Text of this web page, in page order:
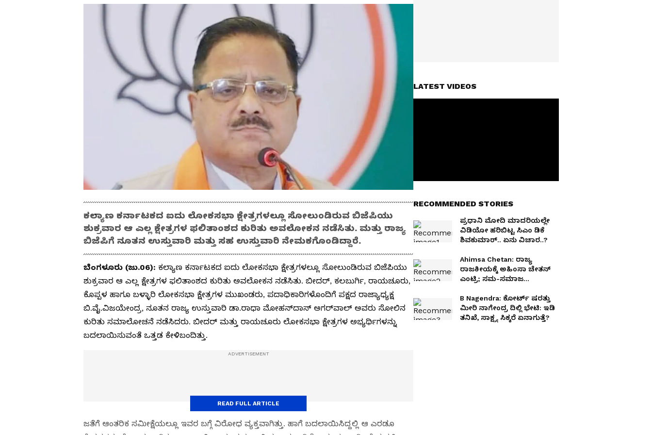
ಕಲ್ಯಾಣ ಕರ್ನಾಟಕದ ಐದು ಲೋಕಸಭಾ ಕ್ಷೇತ್ರಗಳಲ್ಲೂ ಸೋಲುಂಡಿರುವ ಬಿಜೆಪಿಯು
ಶುಕ್ರವಾರ ಆ ಎಲ್ಲ ಕ್ಷೇತ್ರಗಳ ಫಲಿತಾಂಶದ ಕುರಿತು ಅವಲೋಕನ ನಡೆಸಿತು. ಮತ್ತು ರಾಜ್ಯ
ಬಿಜೆಪಿಗೆ ನೂತನ ಉಸ್ತುವಾರಿ ಮತ್ತು ಸಹ ಉಸ್ತುವಾರಿ ನೇಮಕಗೊಂಡಿದ್ದಾರೆ.
ಬೆಂಗಳೂರು (ಜು.06): ಕಲ್ಯಾಣ ಕರ್ನಾಟಕದ ಐದು ಲೋಕಸಭಾ ಕ್ಷೇತ್ರಗಳಲ್ಲೂ ಸೋಲುಂಡಿರುವ ಬಿಜೆಪಿಯು
ಶುಕ್ರವಾರ ಆ ಎಲ್ಲ ಕ್ಷೇತ್ರಗಳ ಫಲಿತಾಂಶದ ಕುರಿತು ಅವಲೋಕನ ನಡೆಸಿತು. ಬೀದರ್‌, ಕಲಬುರ್ಗಿ, ರಾಯಚೂರು,
ಕೊಪ್ಪಳ ಹಾಗೂ ಬಳ್ಳಾರಿ ಲೋಕಸಭಾ ಕ್ಷೇತ್ರಗಳ ಮುಖಂಡರು, ಪದಾಧಿಕಾರಿಗಳೊಂದಿಗೆ ಪಕ್ಷದ ರಾಜ್ಯಾಧ್ಯಕ್ಷ
ಬಿ.ವೈ.ವಿಜಯೇಂದ್ರ, ನೂತನ ರಾಜ್ಯ ಉಸ್ತುವಾರಿ ಡಾ.ರಾಧಾ ಮೋಹನ್‌ದಾಸ್‌ ಅಗರ್‌ವಾಲ್‌ ಅವರು ಸೋಲಿನ
ಕುರಿತು ಸಮಾಲೋಚನೆ ನಡೆಸಿದರು. ಬೀದರ್ ಮತ್ತು ರಾಯಚೂರು ಲೋಕಸಭಾ ಕ್ಷೇತ್ರಗಳ ಅಭ್ಯರ್ಥಿಗಳನ್ನು
ಬದಲಾಯಿಸುವಂತೆ ಒತ್ತಡ ಕೇಳಿಬಂದಿತ್ತು.
ಜತೆಗೆ ಆಂತರಿಕ ಸಮೀಕ್ಷೆಯಲ್ಲೂ ಇವರ ಬಗ್ಗೆ ವಿರೋಧ ವ್ಯಕ್ತವಾಗಿತ್ತು. ಹಾಗೆ ಬದಲಾಯಿಸಿದ್ದಲ್ಲಿ ಆ ಎರಡೂ
READ FULL ARTICLE
LATEST VIDEOS
RECOMMENDED STORIES
ಪ್ರಧಾನಿ ಮೋದಿ ಮಾದರಿಯಲ್ಲೇ
ವಿಡಿಯೋ ಹರಿಬಿಟ್ಟ ಸಿಎಂ ಡಿಕೆ
ಶಿವಕುಮಾರ್.. ಏನು ವಿಚಾರ..?
Ahimsa Chetan: ರಾಜ್ಯ
ರಾಜಕೀಯಕ್ಕೆ ಅಹಿಂಸಾ ಚೇತನ್
ಎಂಟ್ರಿ; ಸಮ-ಸಮಾಜ
ಪಕ್ಷದ ಘೋಷಣೆ!
B Nagendra: ಕೋರ್ಟ್‌ ಷರತ್ತು
ಮೀರಿ ನಾಗೇಂದ್ರ ದಿಲ್ಲಿ ಭೇಟಿ: ಇಡಿ
ತನಿಖೆ, ಸಾಕ್ಷ್ಯ ಸಿಕ್ಕರೆ ಏನಾಗುತ್ತೆ?